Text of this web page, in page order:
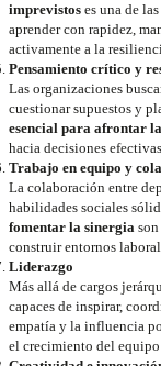
imprevistos es una de
aprender con rapidez,
activamente a la
Pensamiento crítico y
Las organizaciones
cuestionar supuestos y
esencial para afrontar
hacia decisiones
Trabajo en equipo y
La colaboración entre
habilidades sociales
fomentar la sinergia
construir entornos
Liderazgo
Más allá de cargos
capaces de inspirar,
empatía y la influencia
el crecimiento del